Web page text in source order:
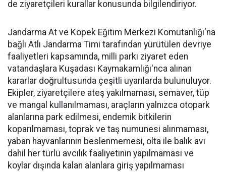
de ziyaretçileri kurallar konusunda bilgilendiriyor.
Jandarma At ve Köpek Eğitim Merkezi Komutanlığı'na
bağlı Atlı Jandarma Timi tarafından yürütülen devriye
faaliyetleri kapsamında, milli parkı ziyaret eden
vatandaşlara Kuşadası Kaymakamlığı'nca alınan
kararlar doğrultusunda çeşitli uyarılarda bulunuluyor.
Ekipler, ziyaretçilere ateş yakılmaması, semaver, tüp
ve mangal kullanılmaması, araçların yalnızca otopark
alanlarına park edilmesi, endemik bitkilerin
koparılmaması, toprak ve taş numunesi alınmaması,
yaban hayvanlarının beslenmemesi, olta ile balık avı
dahil her türlü avcılık faaliyetinin yapılmaması ve
koylar dışında kalan alanlara giriş yapılmaması